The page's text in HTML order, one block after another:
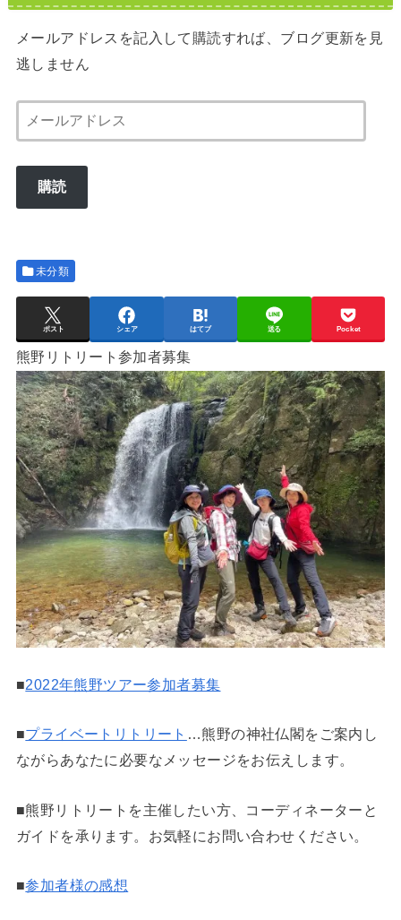
メールアドレスを記入して購読すれば、ブログ更新を見
逃しません
ー
ル
ス
購読
未分類
ポスト シェア はてブ 送る Pocket
熊野リトリート参加者募集
■2022年熊野ツアー参加者募集
■プライベートリトリート …熊野の神社仏閣をご案内し
ながらあなたに必要なメッセージをお伝えします。
■熊野リトリートを主催したい方、コーディネーターと
ガイドを承ります。お気軽にお問い合わせください。
■参加者様の感想